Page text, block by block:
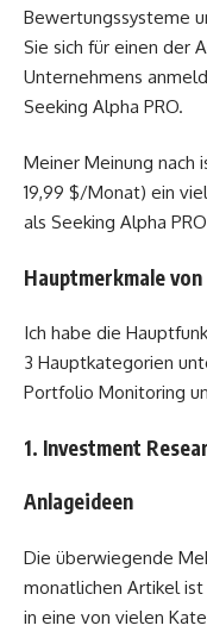
Bewertungssysteme
Sie sich für einen der
Unternehmens
Seeking Alpha PRO.
Meiner Meinung nach
19,99 $/Monat) ein
als Seeking Alpha
Hauptmerkmale
Ich habe die
3 Hauptkategorien
Portfolio Monitoring
1. Investment
Anlageideen
Die überwiegende
monatlichen Artikel
in eine von vielen